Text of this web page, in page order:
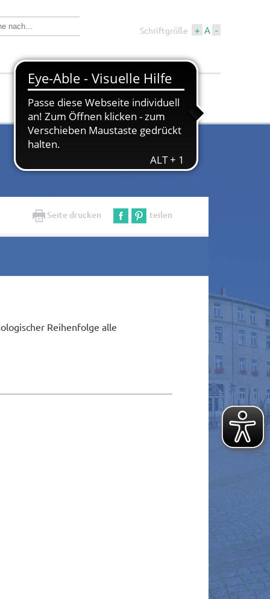
Schriftgröße + A -
Wirtschaft &
Bauen
Tourismus &
Kultur
Seite drucken teilen
Reihenfolge alle